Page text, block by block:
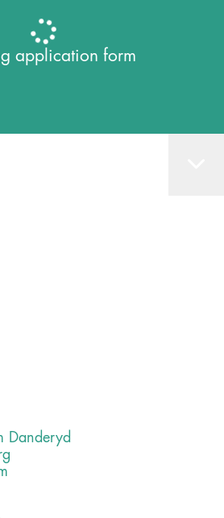
application form
Danderyd